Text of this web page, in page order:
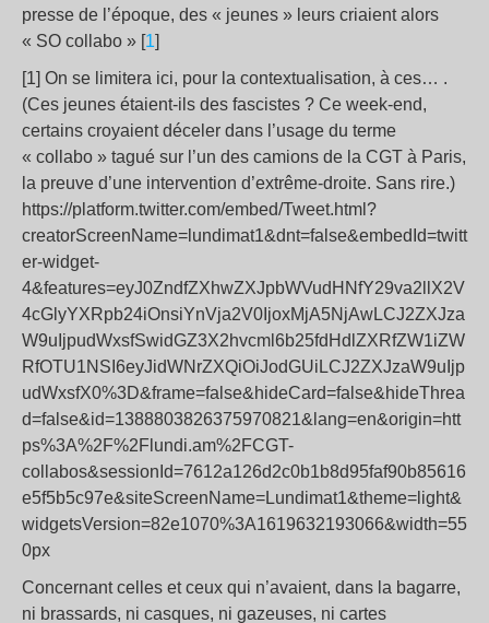
presse de l’époque, des « jeunes » leurs criaient alors
« SO collabo » [1]
[1] On se limitera ici, pour la contextualisation, à ces… .
(Ces jeunes étaient-ils des fascistes ? Ce week-end,
certains croyaient déceler dans l’usage du terme
« collabo » tagué sur l’un des camions de la CGT à Paris,
la preuve d’une intervention d’extrême-droite. Sans rire.)
https://platform.twitter.com/embed/Tweet.html?
creatorScreenName=lundimat1&dnt=false&embedId=twitt
er-widget-
4&features=eyJ0ZndfZXhwZXJpbWVudHNfY29va2llX2V
4cGlyYXRpb24iOnsiYnVja2V0IjoxMjA5NjAwLCJ2ZXJza
W9uIjpudWxsfSwidGZ3X2hvcml6b25fdHdlZXRfZW1iZW
RfOTU1NSI6eyJidWNrZXQiOiJodGUiLCJ2ZXJzaW9uIjp
udWxsfX0%3D&frame=false&hideCard=false&hideThrea
d=false&id=1388803826375970821&lang=en&origin=htt
ps%3A%2F%2Flundi.am%2FCGT-
collabos&sessionId=7612a126d2c0b1b8d95faf90b85616
e5f5b5c97e&siteScreenName=Lundimat1&theme=light&
widgetsVersion=82e1070%3A1619632193066&width=55
0px
Concernant celles et ceux qui n’avaient, dans la bagarre,
ni brassards, ni casques, ni gazeuses, ni cartes